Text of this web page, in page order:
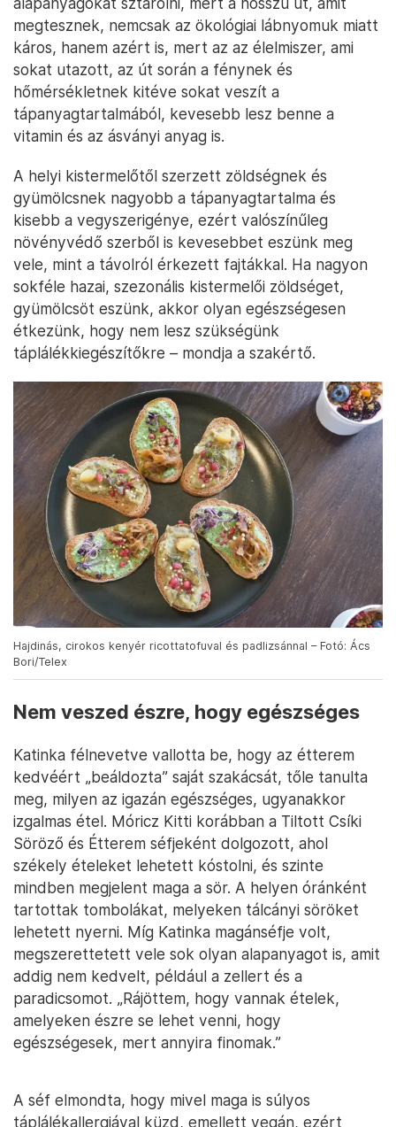
megtesznek, nemcsak az ökológiai lábnyomuk miatt
káros, hanem azért is, mert az az élelmiszer, ami
sokat utazott, az út során a fénynek és
hőmérsékletnek kitéve sokat veszít a
tápanyagtartalmából, kevesebb lesz benne a
vitamin és az ásványi anyag is.
A helyi kistermelőtől szerzett zöldségnek és
gyümölcsnek nagyobb a tápanyagtartalma és
kisebb a vegyszerigénye, ezért valószínűleg
növényvédő szerből is kevesebbet eszünk meg
vele, mint a távolról érkezett fajtákkal. Ha nagyon
sokféle hazai, szezonális kistermelői zöldséget,
gyümölcsöt eszünk, akkor olyan egészségesen
étkezünk, hogy nem lesz szükségünk
táplálékkiegészítőkre – mondja a szakértő.
Hajdinás, cirokos kenyér ricottatofuval és padlizsánnal – Fotó: Ács
Bori/Telex
Nem veszed észre, hogy egészséges
Katinka félnevetve vallotta be, hogy az étterem
kedvéért „beáldozta” saját szakácsát, tőle tanulta
meg, milyen az igazán egészséges, ugyanakkor
izgalmas étel. Móricz Kitti korábban a Tiltott Csíki
Söröző és Étterem séfjeként dolgozott, ahol
székely ételeket lehetett kóstolni, és szinte
mindben megjelent maga a sör. A helyen óránként
tartottak tombolákat, melyeken tálcányi söröket
lehetett nyerni. Míg Katinka magánséfje volt,
megszerettetett vele sok olyan alapanyagot is, amit
addig nem kedvelt, például a zellert és a
paradicsomot. „Rájöttem, hogy vannak ételek,
amelyeken észre se lehet venni, hogy
egészségesek, mert annyira finomak.”
A séf elmondta, hogy mivel maga is súlyos
táplálékallergiával küzd, emellett vegán, ezért